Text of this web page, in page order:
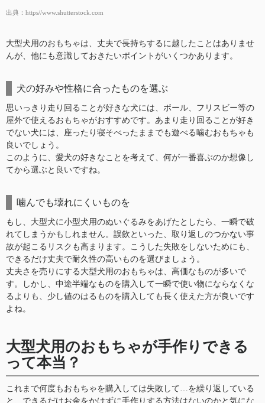
出典： https//www.shutterstock.com
大型犬用のおもちゃは、丈夫で長持ちするに越したことはありませ
んが、他にも意識しておきたいポイントがいくつかあります。
犬の好みや性格に合ったものを選ぶ
思いっきり走り回ることが好きな犬には、ボール、フリスビー等の
屋外で使えるおもちゃがおすすめです。あまり走り回ることが好き
でない犬には、座ったり寝そべったままでも遊べる噛むおもちゃも
良いでしょう。
このように、愛犬の好きなことを考えて、何が一番喜ぶのか想像し
てから選ぶと良いですね。
噛んでも壊れにくいものを
もし、大型犬に小型犬用のぬいぐるみをあげたとしたら、一瞬で破
れてしまうかもしれません。誤飲といった、取り返しのつかない事
故が起こるリスクも高まります。こうした失敗をしないためにも、
できるだけ丈夫で耐久性の高いものを選びましょう。
丈夫さを売りにする大型犬用のおもちゃは、高価なものが多いで
す。しかし、中途半端なものを購入して一瞬で使い物にならなくな
るよりも、少し値のはるものを購入しても長く使えた方が良いです
よね。
大型犬用のおもちゃが手作りできる
って本当？
これまで何度もおもちゃを購入しては失敗して…を繰り返している
と、できるだけお金をかけずに手作りする方法はないのかと気にな